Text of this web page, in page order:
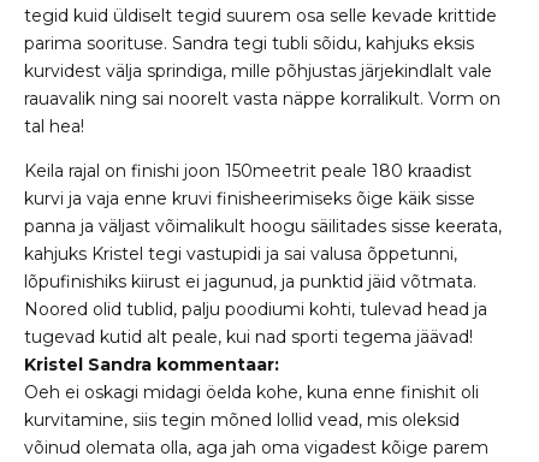
tegid kuid üldiselt tegid suurem osa selle kevade krittide
parima soorituse. Sandra tegi tubli sõidu, kahjuks eksis
kurvidest välja sprindiga, mille põhjustas järjekindlalt vale
rauavalik ning sai noorelt vasta näppe korralikult. Vorm on
tal hea!
Keila rajal on finishi joon 150meetrit peale 180 kraadist
kurvi ja vaja enne kruvi finisheerimiseks õige käik sisse
panna ja väljast võimalikult hoogu säilitades sisse keerata,
kahjuks Kristel tegi vastupidi ja sai valusa õppetunni,
lõpufinishiks kiirust ei jagunud, ja punktid jäid võtmata.
Noored olid tublid, palju poodiumi kohti, tulevad head ja
tugevad kutid alt peale, kui nad sporti tegema jäävad!
Kristel Sandra kommentaar:
Oeh ei oskagi midagi öelda kohe, kuna enne finishit oli
kurvitamine, siis tegin mõned lollid vead, mis oleksid
võinud olemata olla, aga jah oma vigadest kõige parem